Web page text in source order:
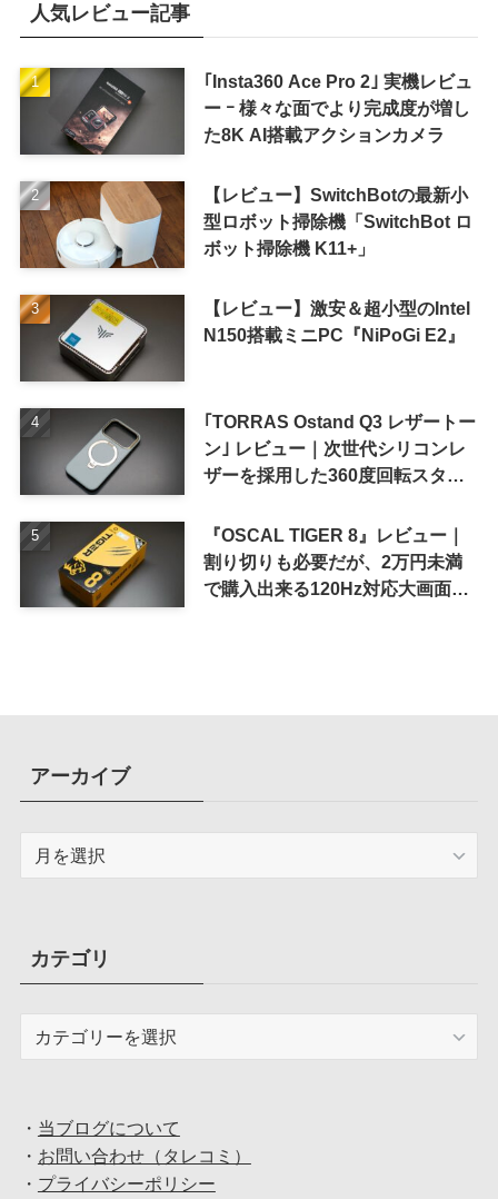
人気レビュー記事
｢Insta360 Ace Pro 2｣ 実機レビュ
ー ｰ 様々な面でより完成度が増し
た8K AI搭載アクションカメラ
【レビュー】SwitchBotの最新小
型ロボット掃除機「SwitchBot ロ
ボット掃除機 K11+」
【レビュー】激安＆超小型のIntel
N150搭載ミニPC『NiPoGi E2』
｢TORRAS Ostand Q3 レザートー
ン｣ レビュー｜次世代シリコンレ
ザーを採用した360度回転スタン
『OSCAL TIGER 8』レビュー｜
割り切りも必要だが、2万円未満
で購入出来る120Hz対応大画面ス
アーカイブ
ブカテゴリ
・ 当ブログについて
・ お問い合わせ（タレコミ）
・ プライバシーポリシー